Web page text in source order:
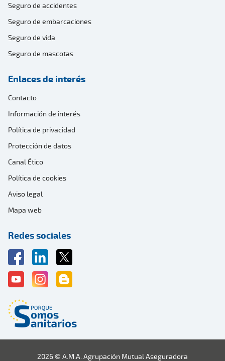
Seguro de accidentes
Seguro de embarcaciones
Seguro de vida
Seguro de mascotas
Enlaces de interés
Contacto
Información de interés
Política de privacidad
Protección de datos
Canal Ético
Política de cookies
Aviso legal
Mapa web
Redes sociales
2026 © A.M.A. Agrupación Mutual Aseguradora